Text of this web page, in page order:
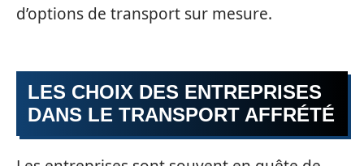
d’options de transport sur mesure.
LES CHOIX DES ENTREPRISES
DANS LE TRANSPORT AFFRÉTÉ